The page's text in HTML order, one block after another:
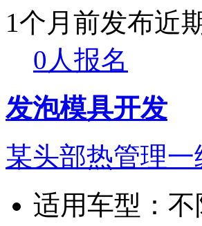
1个月前发布近
0人报名
发泡模具开发
某头部热管理一
适用车型： 不